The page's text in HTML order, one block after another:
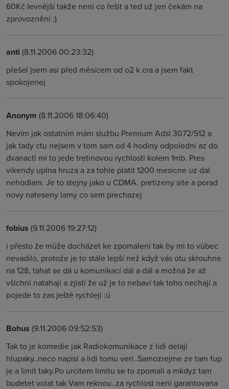
60Kč levnější takže neni co řešit a ted už jen čekám na
zprovoznění :)
anti (8.11.2006 00:23:32)
přešel jsem asi před měsícem od o2 k cra a jsem fakt
spokojenej
Anonym (8.11.2006 18:06:40)
Nevím jak ostatním mám službu Premium Adsl 3072/512 a
jak tady ctu nejsem v tom sam od 4 hodiny odpoledni az do
dvanacti mi to jede tretinovou rychlosti kolem 1mb. Pres
vikendy uplna hruza a za tohle platit 1200 mesicne uz dal
nehodlam. Je to stejny jako u CDMA. pretizeny site a porad
novy nateseny lamy co sem prechazej
fobius (9.11.2006 19:27:12)
i přesto že může docházet ke zpomalení tak by mi to vůbec
nevadilo, protože je to stále lepší než když vás otu skrouhne
na 128, tahat se dá u komunikací dál a dál a možná že až
všichni natahají a zjistí že už je to nebaví tak toho nechají a
pojede to zas ještě rychleji :ú
Bohus (9.11.2006 09:52:53)
Tak to je komedie jak Radiokomunikace z lidi delaji
hlupaky..neco napisi a lidi tomu veri..Samozrejme ze tam fup
je a limit taky.Po urcitem limitu se to zpomali a mkdyz tam
budetet volat tak Vam reknou..za rychlost neni garantovana